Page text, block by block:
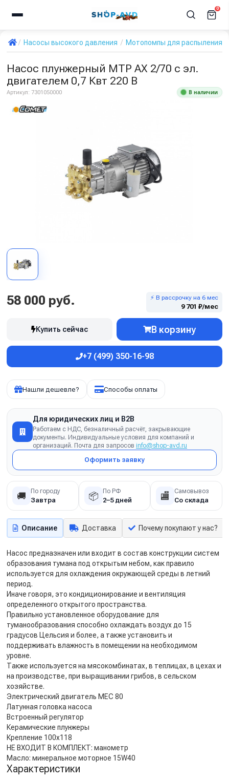
0
Насосы высокого давления Мотопомпы для распыления
Насос плунжерный MTP AX 2/70 с эл.
двигателем 0,7 Квт 220 В
Артикул: 7301050000 В наличии
58 000 руб. ⚡ В рассрочку на 6 мес
9 701 ₽/мес
Купить сейчас В корзину
+7 (499) 350-16-98
Нашли дешевле? Способы оплаты
Для юридических лиц и B2B
Работаем с НДС, безналичный расчёт, закрывающие
документы. Индивидуальные условия для компаний и
организаций. Почта для запросов info@shop-avd.ru
Оформить заявку
🚚 По городу
Завтра 📦 По РФ
2–5 дней 🏬 Самовывоз
Со склада
Описание Доставка Почему покупают у нас?
Насос предназначен или входит в состав конструкции систем
образования тумана под открытым небом, как правило
используется для охлаждения окружающей среды в летний
период.
Иначе говоря, это кондиционирование и вентиляция
определенного открытого пространства.
Правильно установленное оборудование для
туманообразования способно охлаждать воздух до 15
градусов Цельсия и более, а также установить и
поддерживать влажность в помещении на необходимом
уровне.
Также используется на мясокомбинатах, в теплицах, в цехах и
на производстве, при выращивании грибов, в сельском
хозяйстве.
Электрический двигатель MEC 80
Латунная головка насоса
Встроенный регулятор
Керамические плунжеры
Крепление 100х118
НЕ ВХОДИТ В КОМПЛЕКТ: манометр
Масло: минеральное моторное 15W40
For Misting
Характеристики